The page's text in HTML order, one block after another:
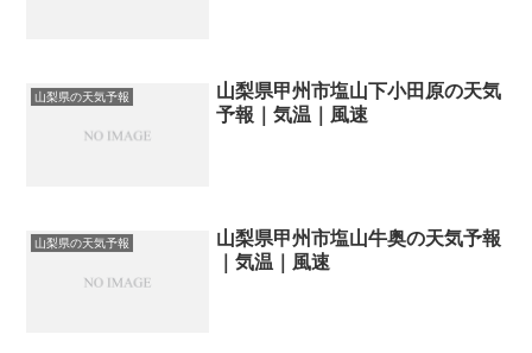
山梨県の天気予報
山梨県甲州市塩山下小田原の天気
予報｜気温｜風速
山梨県の天気予報
山梨県甲州市塩山牛奥の天気予報
｜気温｜風速